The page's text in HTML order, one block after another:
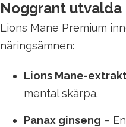
Noggrant
Lions Mane Premium
näringsämnen:
Lions Mane-
mental skärpa.
Panax ginseng –